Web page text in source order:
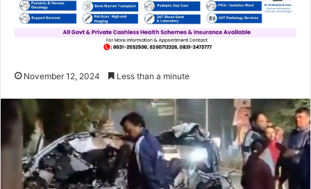
November 12, 2024 Less than a minute